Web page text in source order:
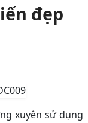
đẹp
xuyên sử dụng